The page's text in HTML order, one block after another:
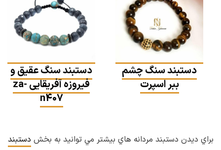
دستبند سنگ چشم
ببر اسپرت
دستبند سنگ عقیق و
فیروزه آفریقایی za-
n407
براي ديدن دستبند مردانه هاي بيشتر مي توانيد به بخش دستبند